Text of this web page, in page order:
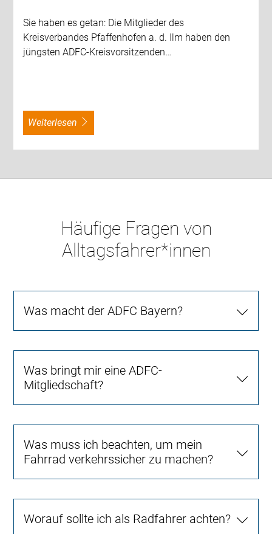
Sie haben es getan: Die Mitglieder des
Kreisverbandes Pfaffenhofen a. d. Ilm haben den
jüngsten ADFC-Kreisvorsitzenden…
weiterlesen
Häufige Fragen von
Alltagsfahrer*innen
Was macht der ADFC Bayern?
Was bringt mir eine ADFC-
Mitgliedschaft?
Was muss ich beachten, um mein
Fahrrad verkehrssicher zu machen?
Worauf sollte ich als Radfahrer achten?